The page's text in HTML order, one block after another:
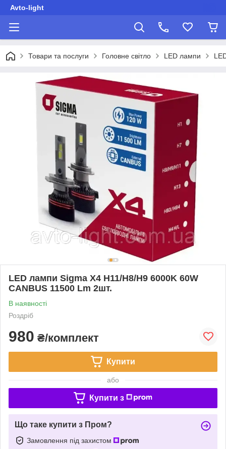
Avto-light
Товари та послуги Головне світло LED лампи
LED лампи Sigma X4 H11/H8/H9 6000K 60W
CANBUS 11500 Lm 2шт.
В наявності
Роздріб
980 ₴/комплект
Купити
або
Купити з
Що таке купити з Пром?
Замовлення під захистом